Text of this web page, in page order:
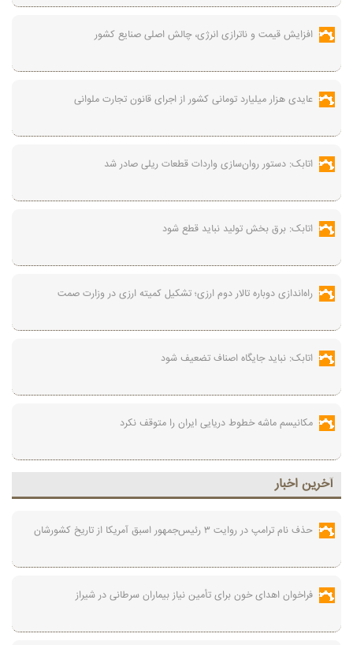
افزایش قیمت و ناترازی انرژی، چالش اصلی صنایع کشور
عایدی هزار میلیارد تومانی کشور از اجرای قانون تجارت ملوانی
اتابک: دستور روان‌سازی واردات قطعات ریلی صادر شد
اتابک: برق بخش تولید نباید قطع شود
راه‌اندازی دوباره تالار دوم ارزی؛ تشکیل کمیته ارزی در وزارت صمت
اتابک: نباید جایگاه اصناف تضعیف شود
مکانیسم ماشه خطوط دریایی ایران را متوقف نکرد
آخرين اخبار
حذف نام ترامپ در روایت ۳ رئیس‌جمهور اسبق آمریکا از تاریخ کشورشان
فراخوان اهدای خون برای تأمین نیاز بیماران سرطانی در شیراز